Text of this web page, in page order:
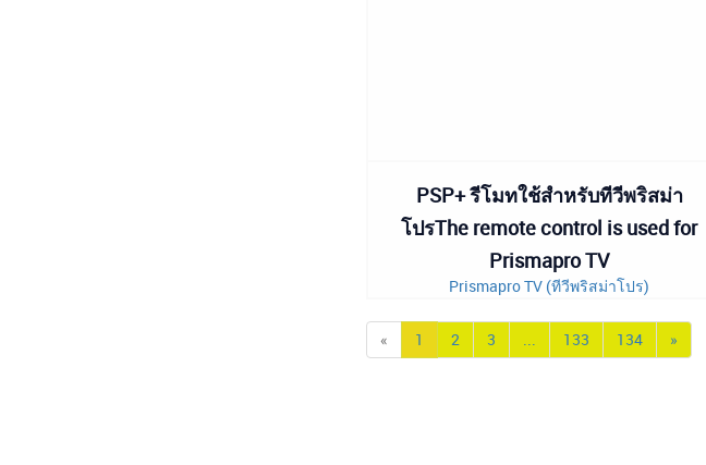
PSP+ รีโมทใช้สำหรับทีวีพริสม่า
โปรThe remote control is used for
Prismapro TV
Prismapro TV (ทีวีพริสม่าโปร)
« 1 2 3 ... 133 134 »